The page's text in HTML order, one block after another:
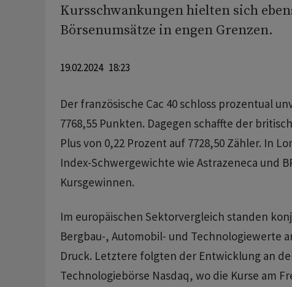
Kursschwankungen hielten sich
Börsenumsätze in engen Grenzen.
19.02.2024 18:23
Der französische Cac 40 schloss prozentual
7768,55 Punkten. Dagegen schaffte der
Plus von 0,22 Prozent auf 7728,50 Zähler. In
Index-Schwergewichte wie Astrazeneca und
Kursgewinnen.
Im europäischen Sektorvergleich standen
Bergbau-, Automobil- und Technologiewerte
Druck. Letztere folgten der Entwicklung an
Technologiebörse Nasdaq, wo die Kurse am